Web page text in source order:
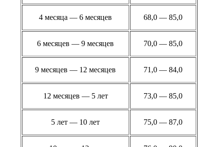
4 месяца — 6 месяцев 68,0 — 85,0
6 месяцев — 9 месяцев 70,0 — 85,0
9 месяцев — 12 месяцев 71,0 — 84,0
12 месяцев — 5 лет 73,0 — 85,0
5 лет — 10 лет 75,0 — 87,0